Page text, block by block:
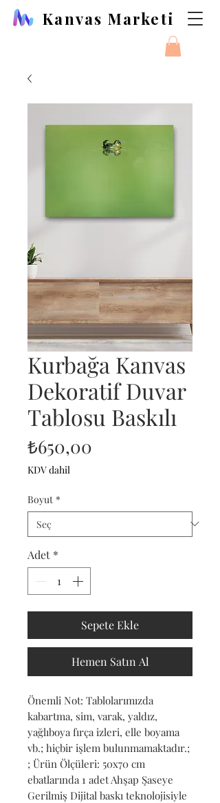
Kanvas Marketi
Kurbağa Kanvas
Dekoratif Duvar
Tablosu Baskılı
₺650,00
KDV dahil
Boyut *
Adet *
Sepete Ekle
Hemen Satın Al
Önemli Not: Tablolarımızda
kabartma, sim, varak, yaldız,
yağlıboya fırça izleri, elle boyama
vb.; hiçbir işlem bulunmamaktadır.;
; Ürün Ölçüleri: 50x70 cm
ebatlarında 1 adet Ahşap Şaseye
Gerilmiş Dijital baskı teknolojisiyle